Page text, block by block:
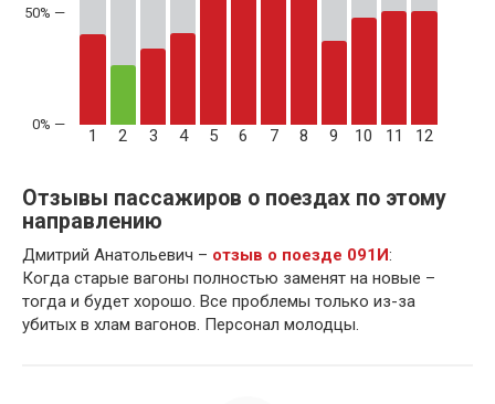
50% —
1 2 3 4 5 6 7 8 9 10 11 12
Отзывы пассажиров о поездах по этому
направлению
Дмитрий Анатольевич – отзыв о поезде 091И:
Когда старые вагоны полностью заменят на новые –
тогда и будет хорошо. Все проблемы только из-за
убитых в хлам вагонов. Персонал молодцы.